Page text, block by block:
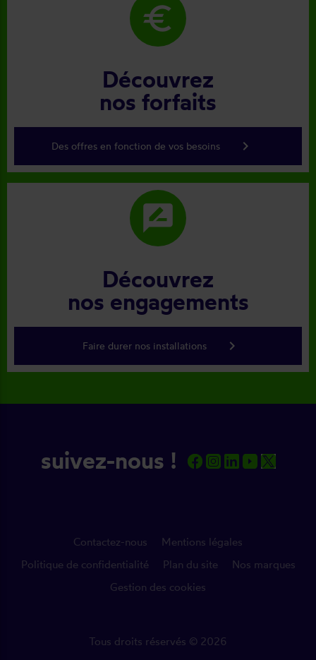
euro
Découvrez
nos forfaits
Des offres en fonction de vos besoins keyboard_arrow_right
rate_review
Découvrez
nos engagements
Faire durer nos installations keyboard_arrow_right
suivez-nous !
Contactez-nous
Mentions légales
Politique de confidentialité
Plan du site
Nos marques
Gestion des cookies
Tous droits réservés © 2026